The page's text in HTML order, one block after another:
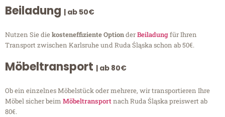
Beiladung | ab 50€
Nutzen Sie diekosteneffiziente OptionderBeiladungfür Ihren
Transport zwischen Karlsruhe und Ruda Śląska schon ab 50€.
Möbeltransport | ab 80€
Ob ein einzelnes Möbelstück oder mehrere, wir transportieren Ihre
Möbel sicher beim Möbeltransportnach Ruda Śląska preiswert ab
80€.